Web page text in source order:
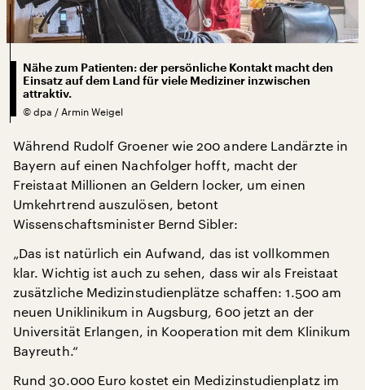
Nähe zum Patienten: der persönliche Kontakt macht den
Einsatz auf dem Land für viele Mediziner inzwischen
attraktiv.
© dpa / Armin Weigel
Während Rudolf Groener wie 200 andere Landärzte in
Bayern auf einen Nachfolger hofft, macht der
Freistaat Millionen an Geldern locker, um einen
Umkehrtrend auszulösen, betont
Wissenschaftsminister Bernd Sibler:
„Das ist natürlich ein Aufwand, das ist vollkommen
klar. Wichtig ist auch zu sehen, dass wir als Freistaat
zusätzliche Medizinstudienplätze schaffen: 1.500 am
neuen Uniklinikum in Augsburg, 600 jetzt an der
Universität Erlangen, in Kooperation mit dem Klinikum
Bayreuth.“
Rund 30.000 Euro kostet ein Medizinstudienplatz im